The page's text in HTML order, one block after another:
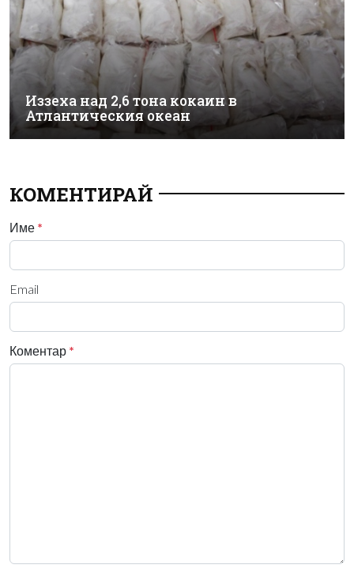
Иззеха над 2,6 тона кокаин в
Атлантическия океан
КОМЕНТИРАЙ
Име *
Email
Коментар *